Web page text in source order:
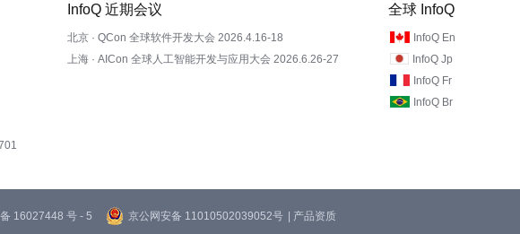
InfoQ 近期会议
北京 · QCon 全球软件开发大会 2026.4.16-18
上海 · AICon 全球人工智能开发与应用大会 2026.6.26-27
全球 InfoQ
InfoQ En
InfoQ Jp
InfoQ Fr
InfoQ Br
16027448 号 - 5 京公网安备 11010502039052号 | 产品资质